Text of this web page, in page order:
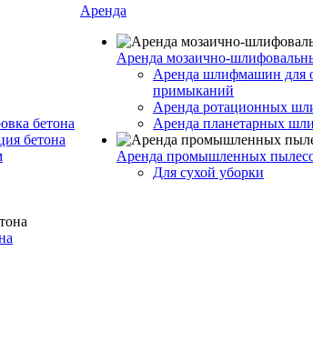
бетона
бетона
Аренда
Аренда мозаично-
Аренда шлифмашин для
примыканий
Аренда ротационных
Аренда планетарных
Аренда промышленных
Для сухой уборки